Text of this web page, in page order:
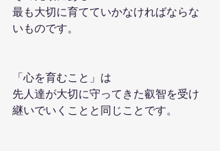
最も大切に育てていかなければならな
いものです。
「心を育むこと」は
先人達が大切に守ってきた叡智を受け
継いでいくことと同じことです。